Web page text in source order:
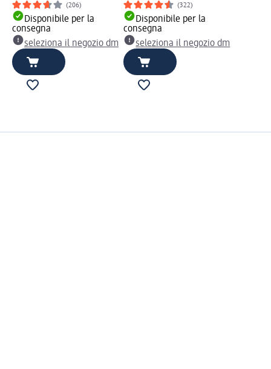
(206)
Disponibile per la
consegna
seleziona il negozio dm
(322)
Disponibile per la
consegna
seleziona il negozio dm